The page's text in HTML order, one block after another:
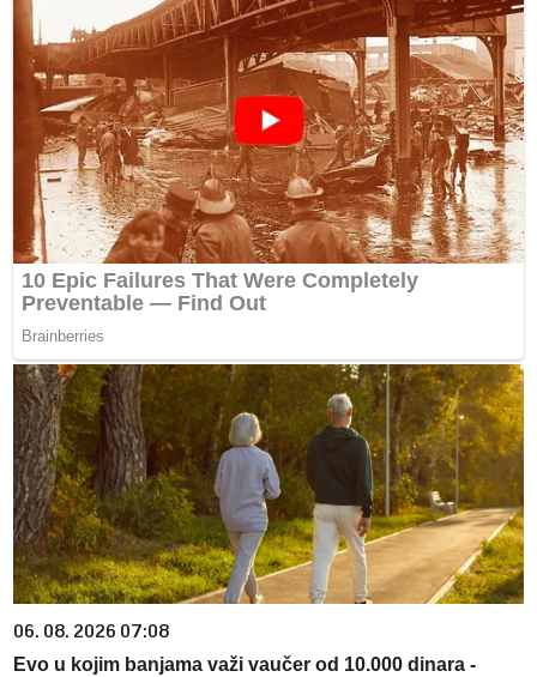
06. 08. 2026 07:08
Evo u kojim banjama važi vaučer od 10.000 dinara -